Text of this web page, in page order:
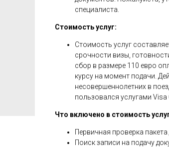
специалиста.
Стоимость услуг:
Стоимость услуг
срочности визы,
сбор в размере 110 евро
курсу на момент подачи.
несовершеннолетних в
пользовался услугами Visa
Что включено в стоимость
Первичная проверка пакета
Поиск записи на подачу